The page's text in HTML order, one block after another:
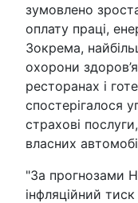
зумовлено
оплату праці,
Зокрема,
охорони
ресторанах і
спостерігалося
страхові
власних
"За прогнозами
інфляційний